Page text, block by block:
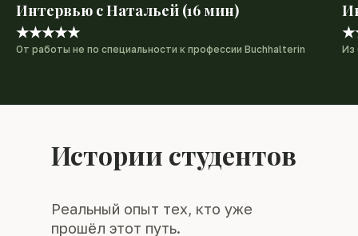
Интервью с Натальей (16 мин)
★★★★★
От работы не по специальности к профессии Buchhalterin Из
Реальный опыт тех, кто уже
прошёл этот путь.
Истории студентов